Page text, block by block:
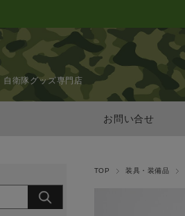
自衛隊グッズ専門店
お問い合せ
TOP 装具・装備品